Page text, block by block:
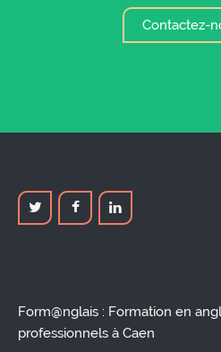
Contactez-
Form@nglais : Formation en
professionnels à Caen